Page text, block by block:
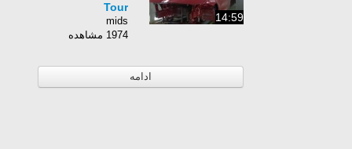
14:59
Tour
mids
1974 مشاهده
ادامه